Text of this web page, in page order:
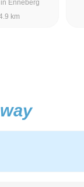
Enneberg
km